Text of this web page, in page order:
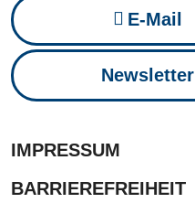
E-Mail
Newsletter
IMPRESSUM
BARRIEREFREIHEIT